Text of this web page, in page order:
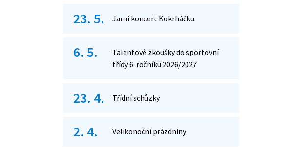
23. 5. Jarní koncert Kokrháčku
6. 5.
Talentové zkoušky do sportovní
třídy 6. ročníku 2026/2027
23. 4. Třídní schůzky
2. 4. Velikonoční prázdniny